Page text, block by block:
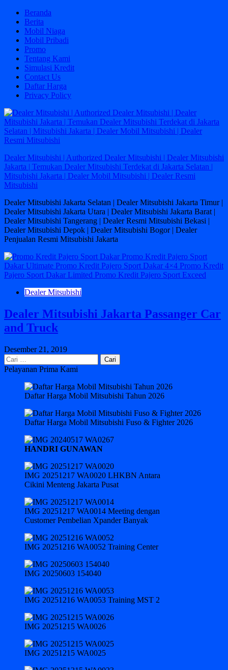
Skip
content
Beranda
Berita
Mobil Niaga
Mobil Pribadi
Promo
Tentang Kami
Simulasi Kredit
Contact Us
Daftar Harga
Privacy Policy
Dealer Mitsubishi | Authorized Dealer Mitsubishi | Dealer Mitsubishi
Jakarta | Temukan Dealer Mitsubishi Terdekat di Jakarta Selatan |
Mitsubishi Jakarta | Dealer Mobil Mitsubishi | Dealer Resmi
Mitsubishi
Dealer Mitsubishi Jakarta Selatan | Dealer Mitsubishi Jakarta Timur |
Dealer Mitsubishi Jakarta Utara | Dealer Mitsubishi Jakarta Barat |
Dealer Mitsubishi Tangerang | Dealer Resmi Mitsubishi Bekasi |
Dealer Mitsubishi Depok | Dealer Mitsubishi Bogor | Dealer
Penjualan Resmi Mitsubishi Jakarta
Dealer Mitsubishi
Dealer Mitsubishi Jakarta Passanger Car
and Truck
Desember 21, 2019
Cari
untuk:
Pelayanan Prima Kami
Daftar Harga Mobil Mitsubishi Tahun 2026
Daftar Harga Mobil Mitsubishi Fuso & Fighter 2026
HANDRI GUNAWAN
IMG 20251217 WA0020 LHKBN Antara
Cikini Menteng Jakarta Pusat
IMG 20251217 WA0014 Meeting dengan
Customer Pembelian Xpander Banyak
IMG 20251216 WA0052 Training Center
IMG 20250603 154040
IMG 20251216 WA0053 Training MST 2
IMG 20251215 WA0026
IMG 20251215 WA0025